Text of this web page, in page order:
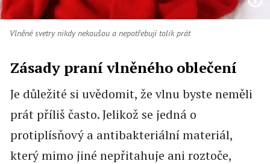
Vlněné svetry nikdy nekoušou a nepotřebují tolik prát
Zásady praní vlněného oblečení
Je důležité si uvědomit, že vlnu byste neměli
prát příliš často. Jelikož se jedná o
protiplísňový a antibakteriální materiál,
který mimo jiné nepřitahuje ani roztoče,